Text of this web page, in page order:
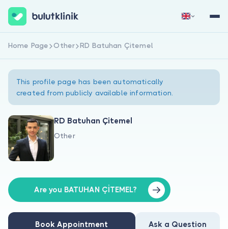
About Us
For Doctors
Sign Up Now
Home Page Other RD Batuhan Çitemel
This profile page has been automatically
created from publicly available information.
RD Batuhan Çitemel
Other
Are you BATUHAN ÇİTEMEL?
Book Appointment Ask a Question